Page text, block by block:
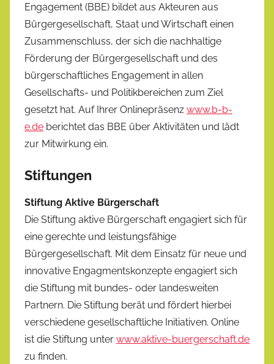
Engagement (BBE) bildet aus Akteuren aus
Bürgergesellschaft, Staat und Wirtschaft einen
Zusammenschluss, der sich die nachhaltige
Förderung der Bürgergesellschaft und des
bürgerschaftliches Engagement in allen
Gesellschafts- und Politikbereichen zum Ziel
gesetzt hat. Auf Ihrer Onlinepräsenz www.b-b-
e.de berichtet das BBE über Aktivitäten und lädt
zur Mitwirkung ein.
Stiftungen
Stiftung Aktive Bürgerschaft
Die Stiftung aktive Bürgerschaft engagiert sich für
eine gerechte und leistungsfähige
Bürgergesellschaft. Mit dem Einsatz für neue und
innovative Engagmentskonzepte engagiert sich
die Stiftung mit bundes- oder landesweiten
Partnern. Die Stiftung berät und fördert hierbei
verschiedene gesellschaftliche Initiativen. Online
ist die Stiftung unter www.aktive-buergerschaft.de
zu finden.